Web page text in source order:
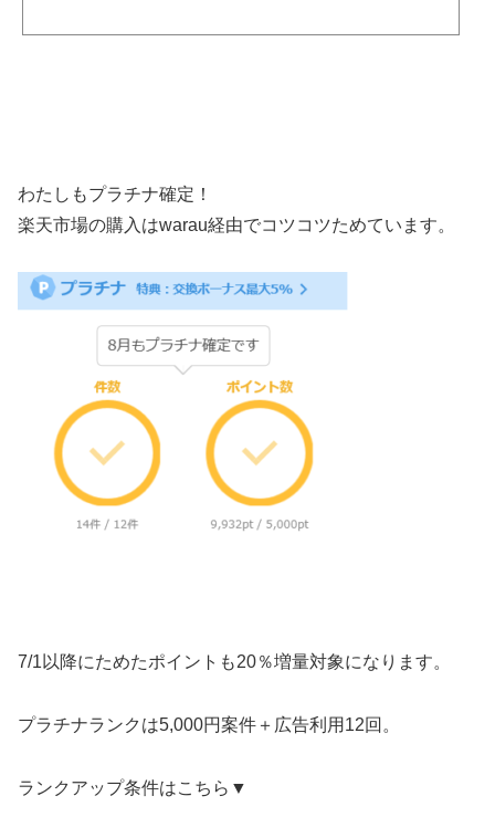
わたしもプラチナ確定！
楽天市場の購入はwarau経由でコツコツためています。
7/1以降にためたポイントも20％増量対象になります。
プラチナランクは5,000円案件＋広告利用12回。
ランクアップ条件はこちら▼